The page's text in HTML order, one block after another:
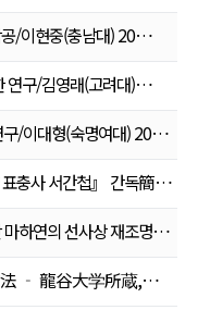
공/이현중(충남대) 20…
연구/김영래(고려대)…
/이대형(숙명여대) 20
충사 서간첩』 간독簡牘
마하연의 선사상 재조명…
‐ 龍谷大学所蔵,韓